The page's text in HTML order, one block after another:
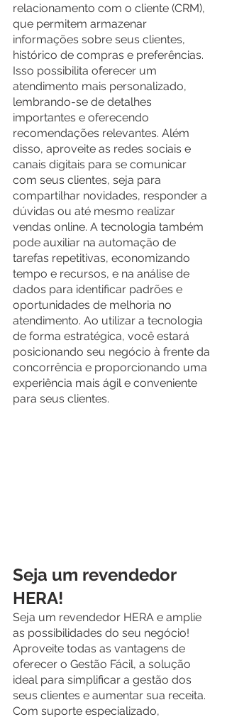
relacionamento com o cliente (CRM),
que permitem armazenar
informações sobre seus clientes,
histórico de compras e preferências.
Isso possibilita oferecer um
atendimento mais personalizado,
lembrando-se de detalhes
importantes e oferecendo
recomendações relevantes. Além
disso, aproveite as redes sociais e
canais digitais para se comunicar
com seus clientes, seja para
compartilhar novidades, responder a
dúvidas ou até mesmo realizar
vendas online. A tecnologia também
pode auxiliar na automação de
tarefas repetitivas, economizando
tempo e recursos, e na análise de
dados para identificar padrões e
oportunidades de melhoria no
atendimento. Ao utilizar a tecnologia
de forma estratégica, você estará
posicionando seu negócio à frente da
concorrência e proporcionando uma
experiência mais ágil e conveniente
para seus clientes.
Seja um revendedor
HERA!
Seja um revendedor HERA e amplie
as possibilidades do seu negócio!
Aproveite todas as vantagens de
oferecer o Gestão Fácil, a solução
ideal para simplificar a gestão dos
seus clientes e aumentar sua receita.
Com suporte especializado,